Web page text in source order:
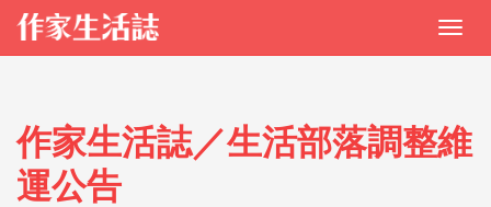
作家生活誌／生活部落調整維
運公告